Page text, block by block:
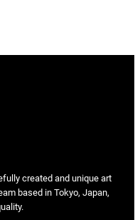
created and unique art
based in Tokyo, Japan,